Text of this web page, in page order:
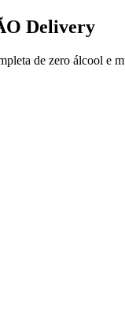
Delivery
de zero álcool e